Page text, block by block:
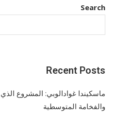
Search
Recent Posts
ماسكيندا غوادالوبي: المشروع
والفخامة المتوسطية